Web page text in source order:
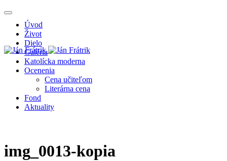
Úvod
Život
Dielo
Galéria
Katolícka moderna
Ocenenia
Cena učiteľom
Literárna cena
Fond
Aktuality
img_0013-kopia